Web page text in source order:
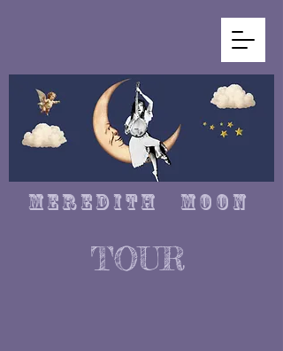
M E R E D I T H M O O N
TOUR